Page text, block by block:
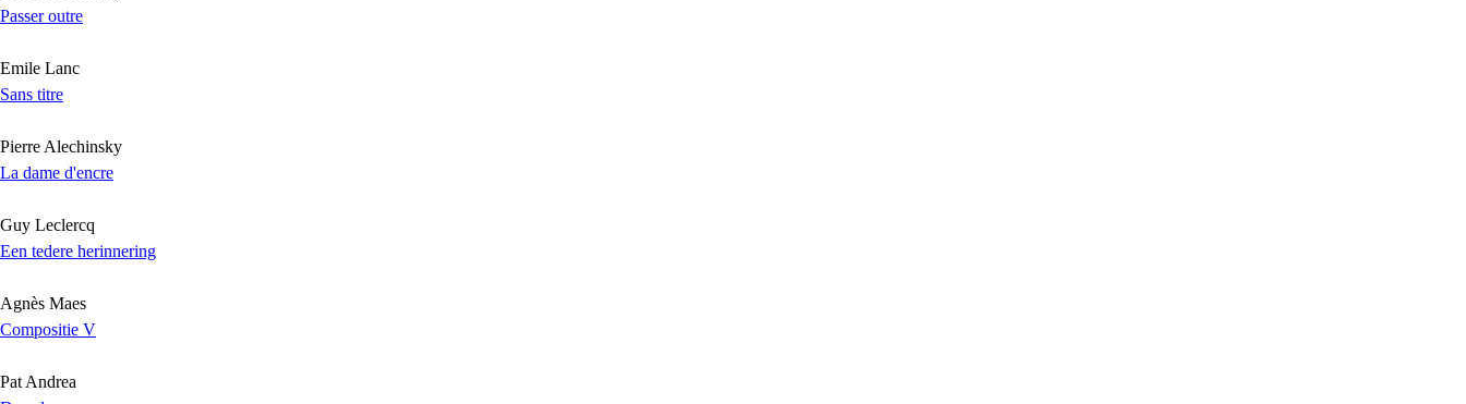
Passer outre
Emile Lanc
Sans titre
Pierre Alechinsky
La dame d'encre
Guy Leclercq
Een tedere herinnering
Agnès Maes
Compositie V
Pat Andrea